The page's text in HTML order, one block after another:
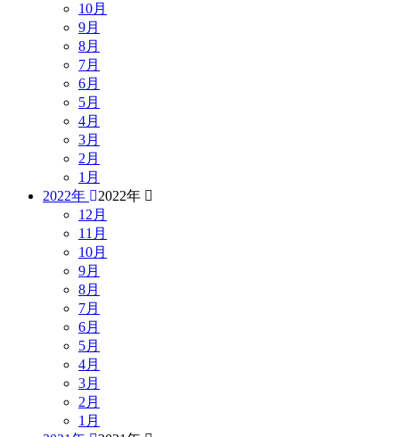
10月
9月
8月
7月
6月
5月
4月
3月
2月
1月
2022年
2022年
12月
11月
10月
9月
8月
7月
6月
5月
4月
3月
2月
1月